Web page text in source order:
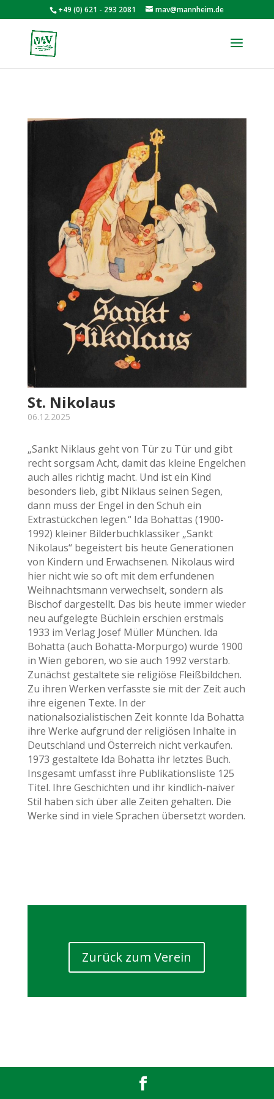
+49 (0) 621 - 293 2081 mav@mannheim.de
St. Nikolaus
06.12.2025
„Sankt Niklaus geht von Tür zu Tür und gibt
recht sorgsam Acht, damit das kleine Engelchen
auch alles richtig macht. Und ist ein Kind
besonders lieb, gibt Niklaus seinen Segen,
dann muss der Engel in den Schuh ein
Extrastückchen legen.“ Ida Bohattas (1900-
1992) kleiner Bilderbuchklassiker „Sankt
Nikolaus“ begeistert bis heute Generationen
von Kindern und Erwachsenen. Nikolaus wird
hier nicht wie so oft mit dem erfundenen
Weihnachtsmann verwechselt, sondern als
Bischof dargestellt. Das bis heute immer wieder
neu aufgelegte Büchlein erschien erstmals
1933 im Verlag Josef Müller München. Ida
Bohatta (auch Bohatta-Morpurgo) wurde 1900
in Wien geboren, wo sie auch 1992 verstarb.
Zunächst gestaltete sie religiöse Fleißbildchen.
Zu ihren Werken verfasste sie mit der Zeit auch
ihre eigenen Texte. In der
nationalsozialistischen Zeit konnte Ida Bohatta
ihre Werke aufgrund der religiösen Inhalte in
Deutschland und Österreich nicht verkaufen.
1973 gestaltete Ida Bohatta ihr letztes Buch.
Insgesamt umfasst ihre Publikationsliste 125
Titel. Ihre Geschichten und ihr kindlich-naiver
Stil haben sich über alle Zeiten gehalten. Die
Werke sind in viele Sprachen übersetzt worden.
Zurück zum Verein